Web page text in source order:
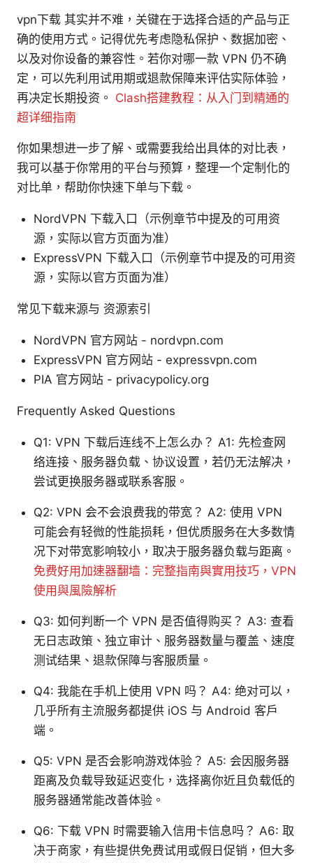
vpn下载 其实并不难，关键在于选择合适的产品与正
确的使用方式。记得优先考虑隐私保护、数据加密、
以及对你设备的兼容性。若你对哪一款 VPN 仍不确
定，可以先利用试用期或退款保障来评估实际体验，
再决定长期投资。 Clash搭建教程：从入门到精通的
超详细指南
你如果想进一步了解、或需要我给出具体的对比表，
我可以基于你常用的平台与预算，整理一个定制化的
对比单，帮助你快速下单与下载。
NordVPN 下载入口（示例章节中提及的可用资
源，实际以官方页面为准）
ExpressVPN 下载入口（示例章节中提及的可用资
源，实际以官方页面为准）
常见下载来源与 资源索引
NordVPN 官方网站 - nordvpn.com
ExpressVPN 官方网站 - expressvpn.com
PIA 官方网站 - privacypolicy.org
Frequently Asked Questions
Q1: VPN 下载后连线不上怎么办？ A1: 先检查网
络连接、服务器负载、协议设置，若仍无法解决，
尝试更换服务器或联系客服。
Q2: VPN 会不会浪费我的带宽？ A2: 使用 VPN
可能会有轻微的性能损耗，但优质服务在大多数情
况下对带宽影响较小，取决于服务器负载与距离。
免费好用加速器翻墙：完整指南與實用技巧，VPN
使用與風險解析
Q3: 如何判断一个 VPN 是否值得购买？ A3: 查看
无日志政策、独立审计、服务器数量与覆盖、速度
测试结果、退款保障与客服质量。
Q4: 我能在手机上使用 VPN 吗？ A4: 绝对可以，
几乎所有主流服务都提供 iOS 与 Android 客户
端。
Q5: VPN 是否会影响游戏体验？ A5: 会因服务器
距离及负载导致延迟变化，选择离你近且负载低的
服务器通常能改善体验。
Q6: 下载 VPN 时需要输入信用卡信息吗？ A6: 取
决于商家，有些提供免费试用或假日促销，但大多